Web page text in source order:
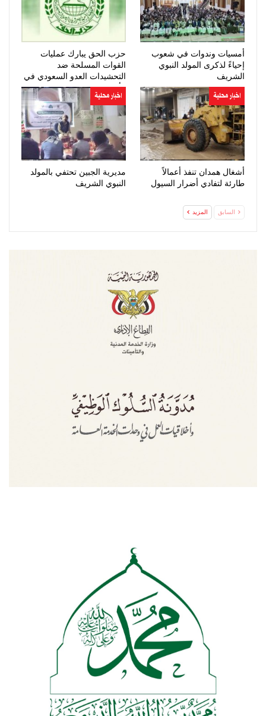
أمسيات وندوات في شعوب
إحياءً لذكرى المولد النبوي
الشريف
حزب الحق يبارك عمليات
القوات المسلحة ضد
التحشيدات العدو السعودي في
مأرب وحضرموت
اخبار محلية
أشغال همدان تنفذ أعمالاً
طارئة لتفادي أضرار السيول
اخبار محلية
مديرية الجبين تحتفي بالمولد
النبوي الشريف
السابق المزيد